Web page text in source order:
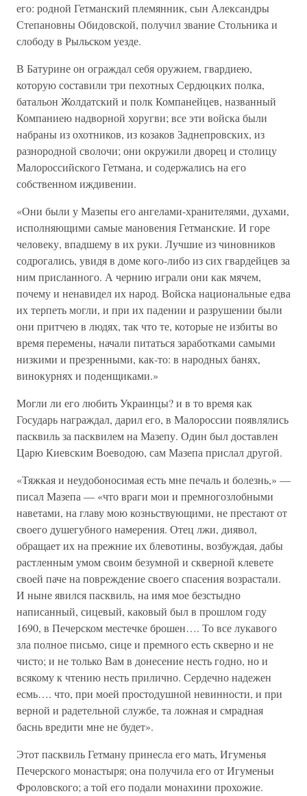
его: родной Гетманский племянник, сын Александры
Степановны Обидовской, получил звание Стольника и
слободу в Рыльском уезде.
В Батурине он ограждал себя оружием, гвардиею,
которую составили три пехотных Сердюцких полка,
батальон Жолдатский и полк Компанейцев, названный
Компаниею надворной хоругви; все эти войска были
набраны из охотников, из козаков Заднепровских, из
разнородной сволочи; они окружили дворец и столицу
Малороссийского Гетмана, и содержались на его
собственном иждивении.
«Они были у Мазепы его ангелами-хранителями, духами,
исполняющими самые мановения Гетманские. И горе
человеку, впадшему в их руки. Лучшие из чиновников
содрогались, увидя в доме кого-либо из сих гвардейцев за
ним присланного. А чернию играли они как мячем,
почему и ненавидел их народ. Войска национальные едва
их терпеть могли, и при их падении и разрушении были
они притчею в людях, так что те, которые не избиты во
время перемены, начали питаться заработками самыми
низкими и презренными, как-то: в народных банях,
винокурнях и поденщиками.»
Могли ли его любить Украинцы? и в то время как
Государь награждал, дарил его, в Малороссии появлялись
пасквиль за пасквилем на Мазепу. Один был доставлен
Царю Киевским Воеводою, сам Мазепа прислал другой.
«Тяжкая и неудобоносимая есть мне печаль и болезнь,» —
писал Мазепа — «что враги мои и премногозлобными
наветами, на главу мою козньствующими, не престают от
своего душегубного намерения. Отец лжи, диявол,
обращает их на прежние их блевотины, возбуждая, дабы
растленным умом своим безумной и скверной клевете
своей паче на повреждение своего спасения возрастали.
И ныне явился пасквиль, на имя мое безстыдно
написанный, сицевый, каковый был в прошлом году
1690, в Печерском местечке брошен…. То все лукавого
зла полное письмо, сице и премного есть скверно и не
чисто; и не только Вам в донесение несть годно, но и
всякому к чтению несть прилично. Сердечно надежен
есмь…. что, при моей простодушной невинности, и при
верной и радетельной службе, та ложная и смрадная
баснь вредити мне не будет».
Этот пасквиль Гетману принесла его мать, Игуменья
Печерского монастыря; она получила его от Игуменьи
Фроловского; а той его подали монахини прохожие.